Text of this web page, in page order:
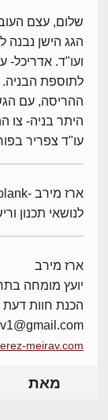
שלום, עצם
הגג הישן נבנה
ועו"ד. אדריכל-
לתוספת הבניה.
ההריסה, עם
היתר בניה- צו
עו"ד צפריר
לנושאי תכנון
ארז מירב
יועץ מומחה
הכנת חוות דעת
erez-meirav.com
מאת